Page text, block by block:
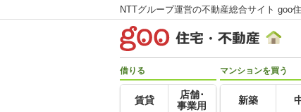
NTTグループ運営の不動産総合サイト goo
借りる
賃貸
店舗･
事業用
マンションを買う
新築